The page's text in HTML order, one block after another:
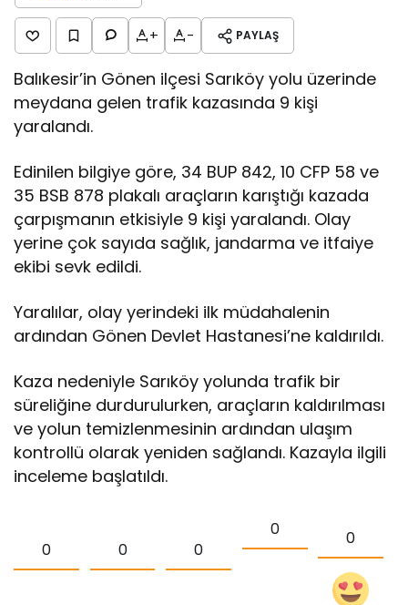
+ - PAYLAŞ
Balıkesir’in Gönen ilçesi Sarıköy yolu üzerinde
meydana gelen trafik kazasında 9 kişi
yaralandı.
Edinilen bilgiye göre, 34 BUP 842, 10 CFP 58 ve
35 BSB 878 plakalı araçların karıştığı kazada
çarpışmanın etkisiyle 9 kişi yaralandı. Olay
yerine çok sayıda sağlık, jandarma ve itfaiye
ekibi sevk edildi.
Yaralılar, olay yerindeki ilk müdahalenin
ardından Gönen Devlet Hastanesi’ne kaldırıldı.
Kaza nedeniyle Sarıköy yolunda trafik bir
süreliğine durdurulurken, araçların kaldırılması
ve yolun temizlenmesinin ardından ulaşım
kontrollü olarak yeniden sağlandı. Kazayla ilgili
inceleme başlatıldı.
0 0 0
0 0